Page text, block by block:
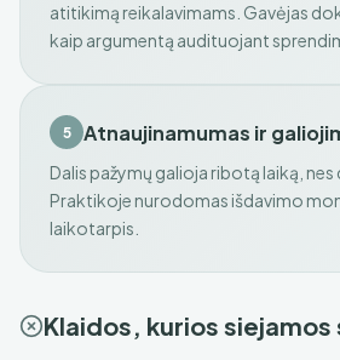
atitikimą reikalavimams. Gavėjas
kaip argumentą audituojant
5 Atnaujinamumas ir
Dalis pažymų galioja ribotą laiką, nes
Praktikoje nurodomas išdavimo
laikotarpis.
Klaidos, kurios siejamos